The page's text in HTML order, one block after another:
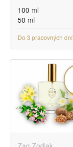
100 ml
50 ml
Do 3 pracovných dní